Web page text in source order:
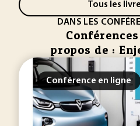
Tous les
DANS LES
propos de :
Conférence en ligne